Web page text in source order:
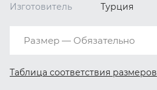
Изготовитель
Турция
Размер — Обязательно
Таблица соответствия размеров